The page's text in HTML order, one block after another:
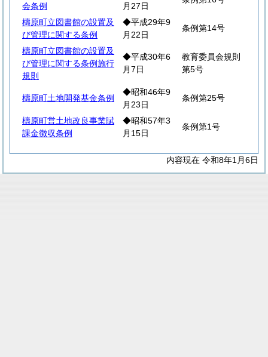
会条例
月27日
檮原町立図書館の設置及
び管理に関する条例
◆平成29年9
月22日
条例第14号
檮原町立図書館の設置及
び管理に関する条例施行
規則
◆平成30年6
月7日
教育委員会規則
第5号
檮原町土地開発基金条例
◆昭和46年9
月23日
条例第25号
檮原町営土地改良事業賦
課金徴収条例
◆昭和57年3
月15日
条例第1号
内容現在 令和8年1月6日